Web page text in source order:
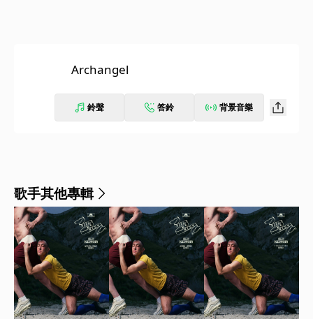
Archangel
鈴聲 答鈴 背景音樂
歌手其他專輯